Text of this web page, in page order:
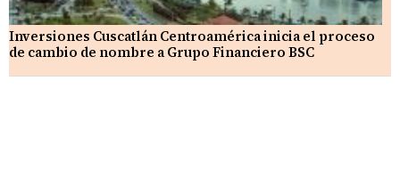
Inversiones Cuscatlán Centroamérica inicia el proceso
de cambio de nombre a Grupo Financiero BSC